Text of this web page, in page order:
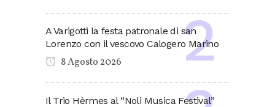
A Varigotti la festa patronale di san
Lorenzo con il vescovo Calogero Marino
8 Agosto 2026
Il Trio Hèrmes al “Noli Musica Festival”